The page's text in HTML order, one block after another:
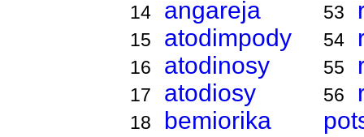
14 angareja
15 atodimpody
16 atodinosy
17 atodiosy
18 bemiorika
53
54
55
56